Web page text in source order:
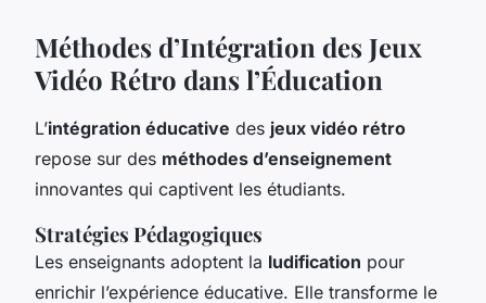
Méthodes d’Intégration des Jeux
Vidéo Rétro dans l’Éducation
L’intégration éducative des jeux vidéo rétro
repose sur des méthodes d’enseignement
innovantes qui captivent les étudiants.
Stratégies Pédagogiques
Les enseignants adoptent la ludification pour
enrichir l’expérience éducative. Elle transforme le